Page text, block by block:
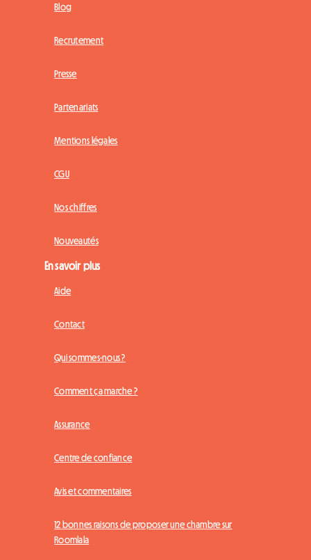
Blog
Recrutement
Presse
Partenariats
Mentions légales
CGU
Nos chiffres
Nouveautés
En savoir plus
Aide
Contact
Qui sommes-nous ?
Comment ça marche ?
Assurance
Centre de confiance
Avis et commentaires
12 bonnes raisons de proposer une chambre sur
Roomlala